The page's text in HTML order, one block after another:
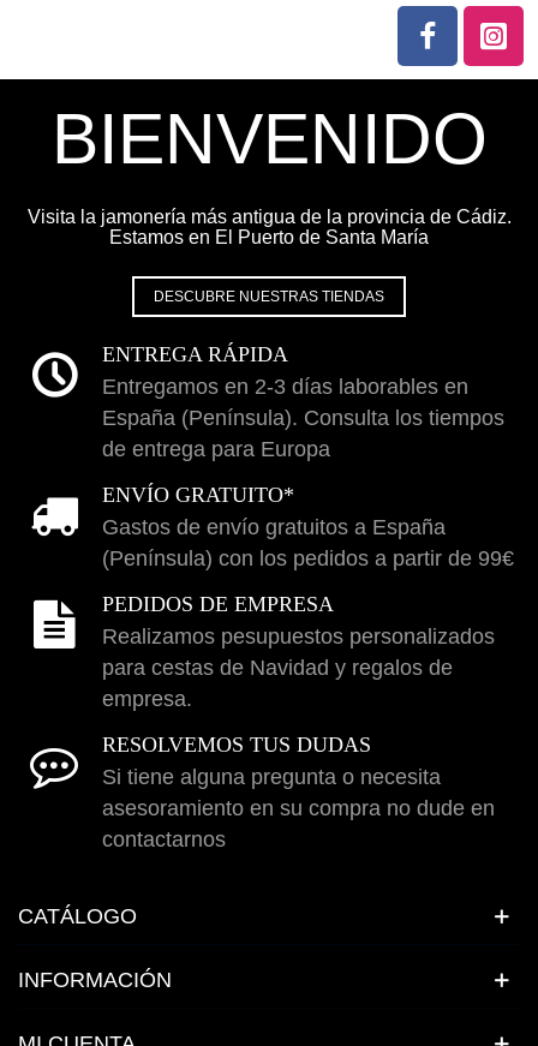
BIENVENIDO
Visita la jamonería más antigua de la provincia de Cádiz.
Estamos en El Puerto de Santa María
DESCUBRE NUESTRAS TIENDAS
ENTREGA RÁPIDA
Entregamos en 2-3 días laborables en
España (Península). Consulta los tiempos
de entrega para Europa
ENVÍO GRATUITO*
Gastos de envío gratuitos a España
(Península) con los pedidos a partir de 99€
PEDIDOS DE EMPRESA
Realizamos pesupuestos personalizados
para cestas de Navidad y regalos de
empresa.
RESOLVEMOS TUS DUDAS
Si tiene alguna pregunta o necesita
asesoramiento en su compra no dude en
contactarnos
CATÁLOGO
INFORMACIÓN